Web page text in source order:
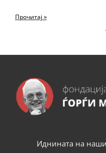
Прочитај »
Иднината на